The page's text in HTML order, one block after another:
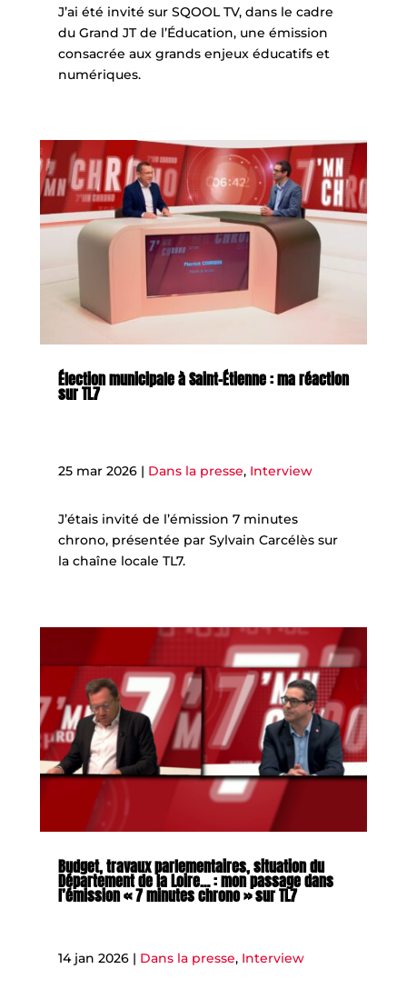
J’ai été invité sur SQOOL TV, dans le cadre
du Grand JT de l’Éducation, une émission
consacrée aux grands enjeux éducatifs et
numériques.
Élection municipale à Saint-Étienne : ma réaction
sur TL7
25 mar 2026| Dans la presse, Interview
J’étais invité de l’émission 7 minutes
chrono, présentée par Sylvain Carcélès sur
la chaîne locale TL7.
Budget, travaux parlementaires, situation du
Département de la Loire… : mon passage dans
l’émission « 7 minutes chrono » sur TL7
14 jan 2026| Dans la presse, Interview